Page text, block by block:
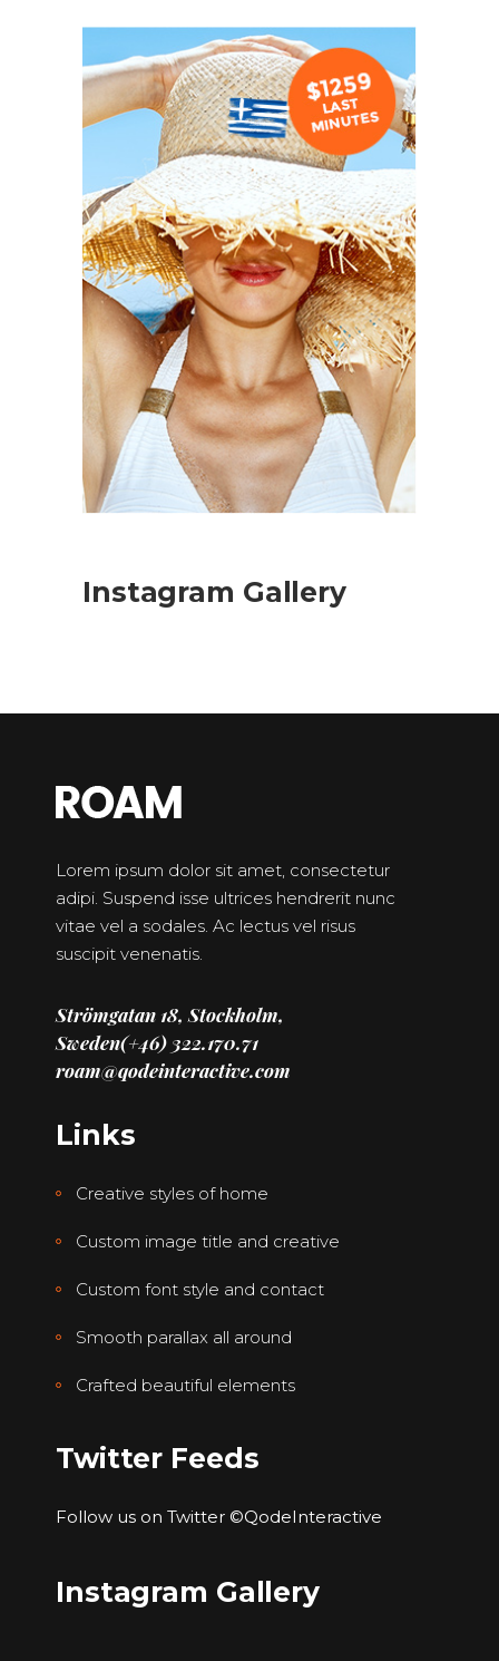
Instagram Gallery
Lorem ipsum dolor sit amet, consectetur
adipi. Suspend isse ultrices hendrerit nunc
vitae vel a sodales. Ac lectus vel risus
suscipit venenatis.
Strömgatan 18, Stockholm,
Sweden(+46) 322.170.71
roam@qodeinteractive.com
Links
Creative styles of home
Custom image title and creative
Custom font style and contact
Smooth parallax all around
Crafted beautiful elements
Twitter Feeds
Follow us on Twitter ©QodeInteractive
Instagram Gallery